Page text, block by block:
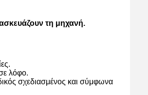
τη μηχανή.
λόφο.
σχεδιασμένος και σύμφωνα